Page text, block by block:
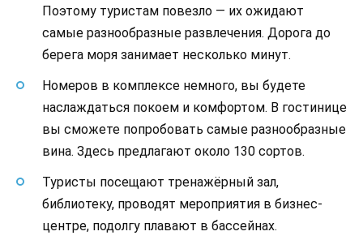
Поэтому туристам повезло — их ожидают
самые разнообразные развлечения. Дорога до
берега моря занимает несколько минут.
Номеров в комплексе немного, вы будете
наслаждаться покоем и комфортом. В гостинице
вы сможете попробовать самые разнообразные
вина. Здесь предлагают около 130 сортов.
Туристы посещают тренажёрный зал,
библиотеку, проводят мероприятия в бизнес-
центре, подолгу плавают в бассейнах.